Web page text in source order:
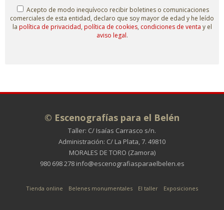
Acepto de modo inequívoco recibir boletines o comunicaciones
comerciales de esta entidad, declaro que soy mayor de edad y he leído
la política de privacidad, política de cookies, condiciones de venta y el
aviso legal.
© Escenografías para el Belén
Taller: C/ Isaías Carrasco s/n.
Administración: C/ La Plata, 7. 49810
MORALES DE TORO (Zamora)
980 698 278 info@escenografiasparaelbelen.es
Tienda online Belenes monumentales El taller Exposiciones